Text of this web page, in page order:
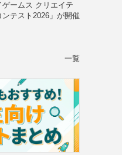
ゲームス クリエイテ
ンテスト2026」が開催
一覧